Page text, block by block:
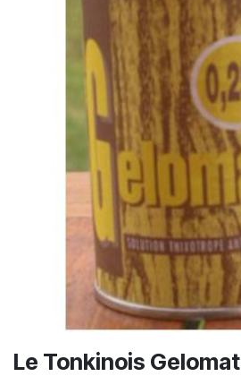
Le Tonkinois Gelomat